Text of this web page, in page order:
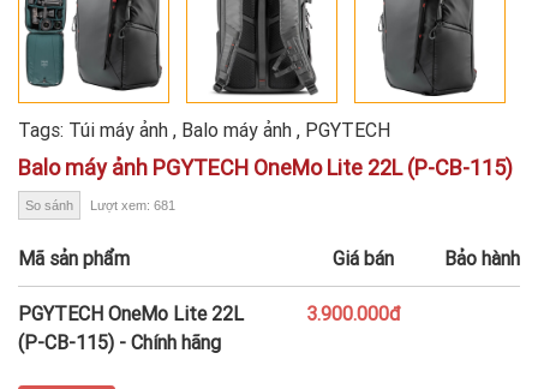
Tags: Túi máy ảnh , Balo máy ảnh , PGYTECH
Balo máy ảnh PGYTECH OneMo Lite 22L (P-CB-115)
So sánh Lượt xem: 681
Mã sản phẩm Giá bán Bảo hành
PGYTECH OneMo Lite 22L
(P-CB-115) - Chính hãng
3.900.000đ